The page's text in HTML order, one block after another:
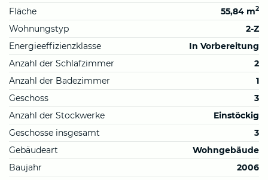
Fläche
55,84 m2
Wohnungstyp
2-Z
Energieeffizienzklasse
In Vorbereitung
Anzahl der Schlafzimmer
2
Anzahl der Badezimmer
1
Geschoss
3
Anzahl der Stockwerke
Einstöckig
Geschosse insgesamt
3
Gebäudeart
Wohngebäude
Baujahr
2006